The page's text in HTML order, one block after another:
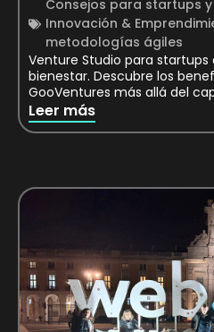
Consejos para startups
Innovación &
metodologías ágiles
Venture Studio para startups
bienestar. Descubre los
GooVentures más allá del
Leer más